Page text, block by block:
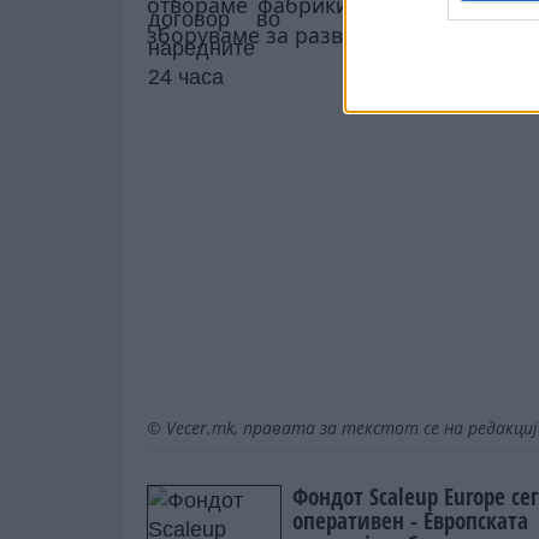
зборуваме за развој – го реализираме
© Vecer.mk, правата за текстот се на
Фондот Scaleup Europe
оперативен - Европската